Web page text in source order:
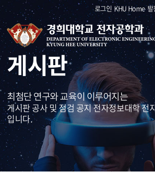
로그인 KHU Home 발
게시판
최첨단 연구와 교육이 이루어지는
게시판 공사 및 점검 공지 전자정보대학 전
입니다.